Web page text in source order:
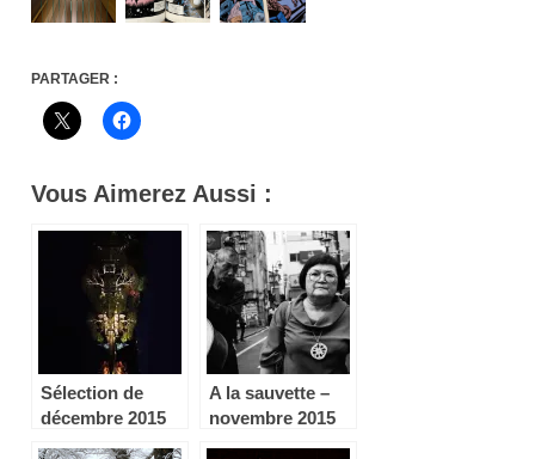
PARTAGER :
Vous Aimerez Aussi :
Sélection de
décembre 2015
A la sauvette –
novembre 2015